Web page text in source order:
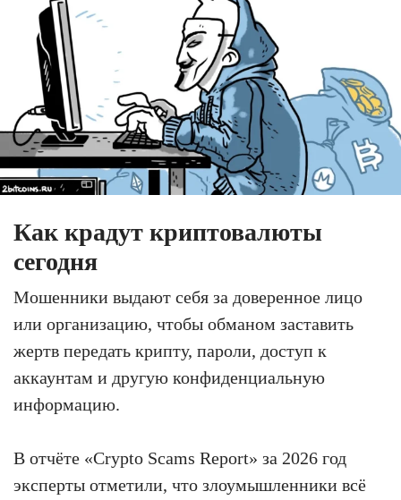
Как крадут криптовалюты
сегодня
Мошенники выдают себя за доверенное лицо
или организацию, чтобы обманом заставить
жертв передать крипту, пароли, доступ к
аккаунтам и другую конфиденциальную
информацию.
В отчёте «Crypto Scams Report» за 2026 год
эксперты отметили, что злоумышленники всё